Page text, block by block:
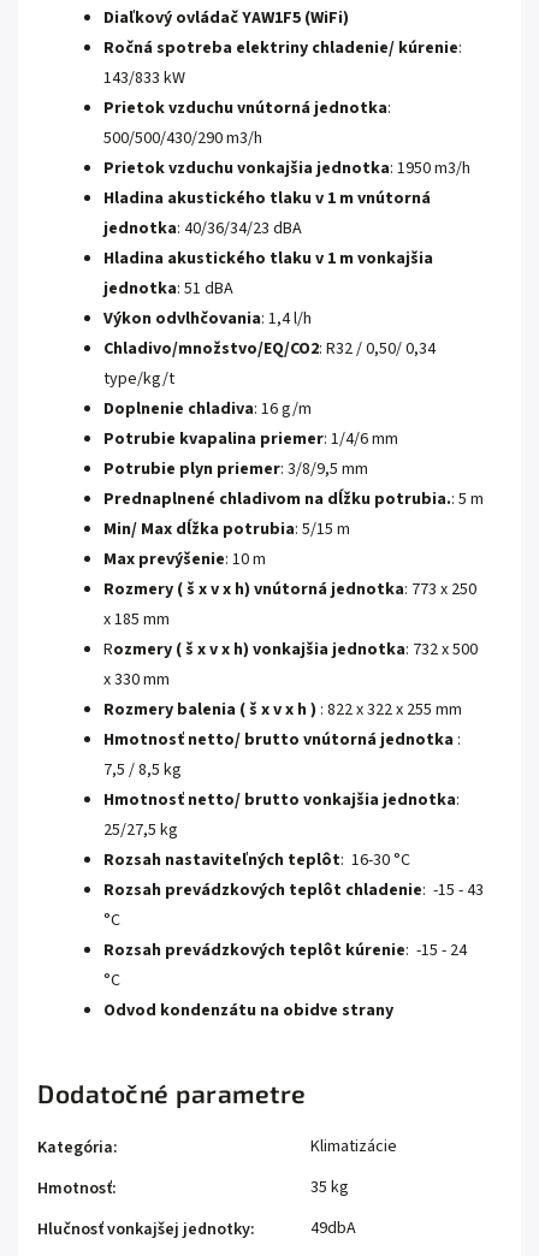
Diaľkový ovládač YAW1F5 (WiFi)
Ročná spotreba elektriny chladenie/ kúrenie:
143/833 kW
Prietok vzduchu vnútorná jednotka:
500/500/430/290 m3/h
Prietok vzduchu vonkajšia jednotka: 1950 m3/h
Hladina akustického tlaku v 1 m vnútorná
jednotka: 40/36/34/23 dBA
Hladina akustického tlaku v 1 m vonkajšia
jednotka: 51 dBA
Výkon odvlhčovania: 1,4 l/h
Chladivo/množstvo/EQ/CO2: R32 / 0,50/ 0,34
type/kg/t
Doplnenie chladiva: 16 g/m
Potrubie kvapalina priemer: 1/4/6 mm
Potrubie plyn priemer: 3/8/9,5 mm
Prednaplnené chladivom na dĺžku potrubia.: 5 m
Min/ Max dĺžka potrubia: 5/15 m
Max prevýšenie: 10 m
Rozmery ( š x v x h) vnútorná jednotka: 773 x 250
x 185 mm
Rozmery ( š x v x h) vonkajšia jednotka: 732 x 500
x 330 mm
Rozmery balenia ( š x v x h ) : 822 x 322 x 255 mm
Hmotnosť netto/ brutto vnútorná jednotka :
7,5 / 8,5 kg
Hmotnosť netto/ brutto vonkajšia jednotka:
25/27,5 kg
Rozsah nastaviteľných teplôt: 16-30 °C
Rozsah prevádzkových teplôt chladenie: -15 - 43
°C
Rozsah prevádzkových teplôt kúrenie: -15 - 24
°C
Odvod kondenzátu na obidve strany
Dodatočné parametre
Kategória:
Klimatizácie
Hmotnosť:
35 kg
Hlučnosť vonkajšej jednotky:
49dbA